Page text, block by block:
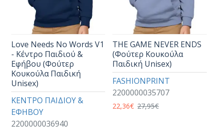
ΚΕΝΤΡΟ ΠΑΙΔΙΟΥ &
ΕΦΗΒΟΥ
2200000036940
Love Needs No Words V1
- Κέντρο Παιδιού &
Εφήβου (Φούτερ
Κουκούλα Παιδική
Unisex)
FASHIONPRINT
2200000035707
THE GAME NEVER ENDS
(Φούτερ Κουκούλα
Παιδική Unisex)
22,36€ 27,95€